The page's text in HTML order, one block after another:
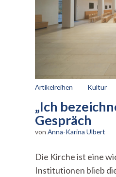
Artikelreihen Kultur
„Ich
Gespräch
von Anna-Karina Ulbert
Die Kirche ist eine
Institutionen blieb